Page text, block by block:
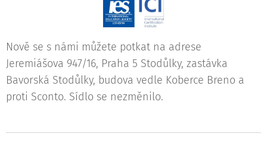
Nově se s námi můžete potkat na adrese
Jeremiášova 947/16, Praha 5 Stodůlky, zastávka
Bavorská Stodůlky, budova vedle Koberce Breno a
proti Sconto. Sídlo se nezměnilo.